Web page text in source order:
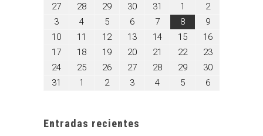
27julio
28julio
29julio
30julio
31
31,
1
agosto
1,
2026
2agosto
2,
2026
3agosto
3,
2026
4agosto
4,
2026
5agosto
5,
2026
6agosto
6,
2026
7agosto
7,
2026
8agosto
8,
2026
9agosto
9,
2026
10agosto
10,
11
agosto
2026
12agosto
2026
13agosto
2026
14agosto
2026
15agosto
2026
16agosto
2026
17agosto
2026
18agosto
18,
2026
19agosto
2026
20agosto
20,
2026
21
agosto
2026
22agosto
2026
23agosto
23,
2026
24agosto
25agosto
26agosto
27agosto
28agosto
29agosto
30agosto
31
agosto
1
septiembre
2septiembre
3septiembre
4septiembre
5septiembre
6septiembre
Entradas recientes